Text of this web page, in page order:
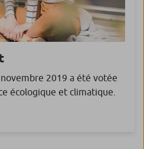
2019 a été votée
écologique et climatique.